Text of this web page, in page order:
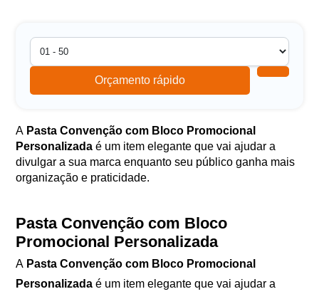
Orçamento rápido
A Pasta Convenção com Bloco Promocional
Personalizadaé um item elegante que vai ajudar a
divulgar a sua marca enquanto seu público ganha mais
organização e praticidade.
Pasta Convenção com Bloco
Promocional Personalizada
A Pasta Convenção com Bloco Promocional
Personalizadaé um item elegante que vai ajudar a